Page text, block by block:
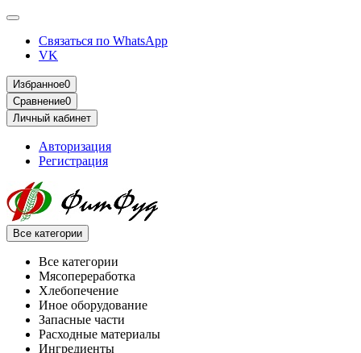
Связаться по WhatsApp
VK
Избранное0
Сравнение0
Личный кабинет
Авторизация
Регистрация
Все категории
Все категории
Мясопереработка
Хлебопечение
Иное оборудование
Запасные части
Расходные материалы
Ингредиенты